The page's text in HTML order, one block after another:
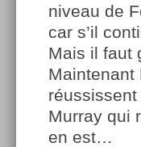
niveau de
car s’il
Mais il faut
Maintenant
Murray qui
en est…